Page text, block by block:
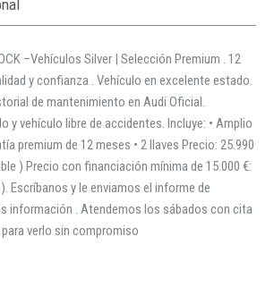
–Vehículos Silver | Selección Premium . 12
y confianza . Vehículo en excelente estado.
de mantenimiento en Audi Oficial.
y vehículo libre de accidentes. Incluye: • Amplio
premium de 12 meses • 2 llaves Precio: 25.990
) Precio con financiación mínima de 15.000 €:
Escríbanos y le enviamos el informe de
información . Atendemos los sábados con cita
verlo sin compromiso